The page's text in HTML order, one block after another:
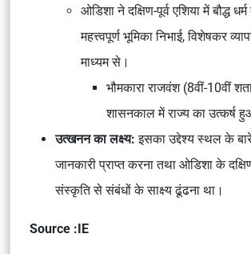
ओडिशा ने दक्षिण-पूर्व एशिया में बौद्ध
महत्त्वपूर्ण भूमिका निभाई, विशेषकर
माध्यम से।
भौमकारा राजवंश (8वीं-10वीं
शासनकाल में राज्य का उत्कर्ष
उत्खनन का लक्ष्य: इसका उद्देश्य स्थल के
जानकारी प्राप्त करना तथा ओडिशा के
संस्कृति से संबंधों के साक्ष्य ढूंढना था।
Source :IE